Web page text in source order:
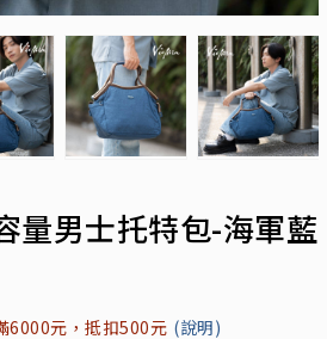
量男士托特包-海軍藍
6000元，抵扣500元 (說明)